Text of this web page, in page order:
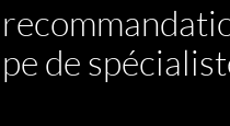
de